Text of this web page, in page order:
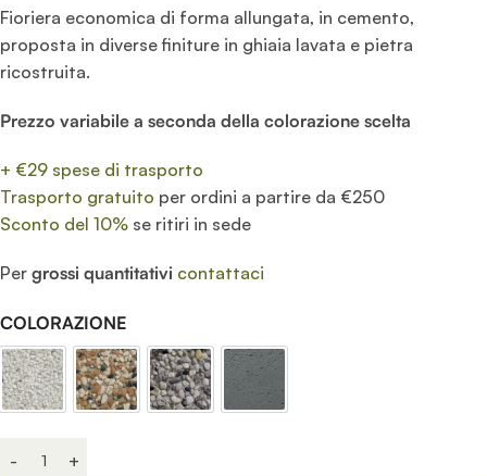
Fioriera economica di forma allungata, in cemento,
proposta in diverse finiture in ghiaia lavata e pietra
ricostruita.
Prezzo variabile a seconda della colorazione scelta
+ €29 spese di trasporto
Trasporto gratuito per ordini a partire da €250
Sconto del 10% se ritiri in sede
Per grossi quantitativi contattaci
COLORAZIONE
Avorio Ghiaia colorataGhiaia di fiume
Grafite